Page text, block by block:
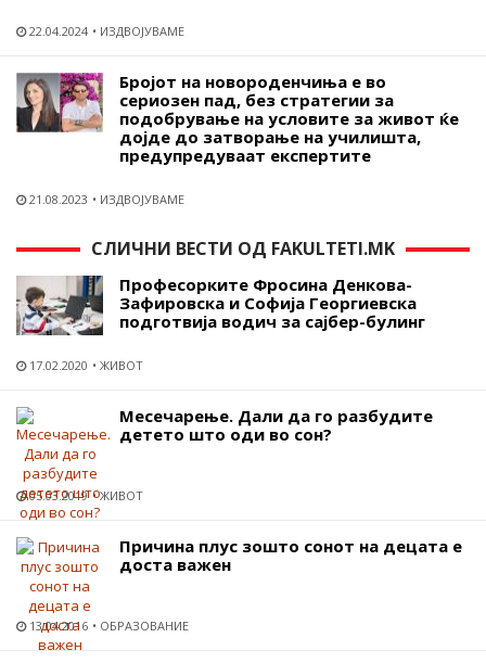
22.04.2024 ИЗДВОЈУВАМЕ
Бројот на новороденчиња е во
сериозен пад, без стратегии за
подобрување на условите за живот ќе
дојде до затворање на училишта,
предупредуваат експертите
21.08.2023 ИЗДВОЈУВАМЕ
СЛИЧНИ ВЕСТИ ОД FAKULTETI.MK
Професорките Фросина Денкова-
Зафировска и Софија Георгиевска
подготвија водич за сајбер-булинг
17.02.2020 ЖИВОТ
Месечарење. Дали да го разбудите
детето што оди во сон?
05.03.2019 ЖИВОТ
Причина плус зошто сонот на децата е
доста важен
13.04.2016 ОБРАЗОВАНИЕ